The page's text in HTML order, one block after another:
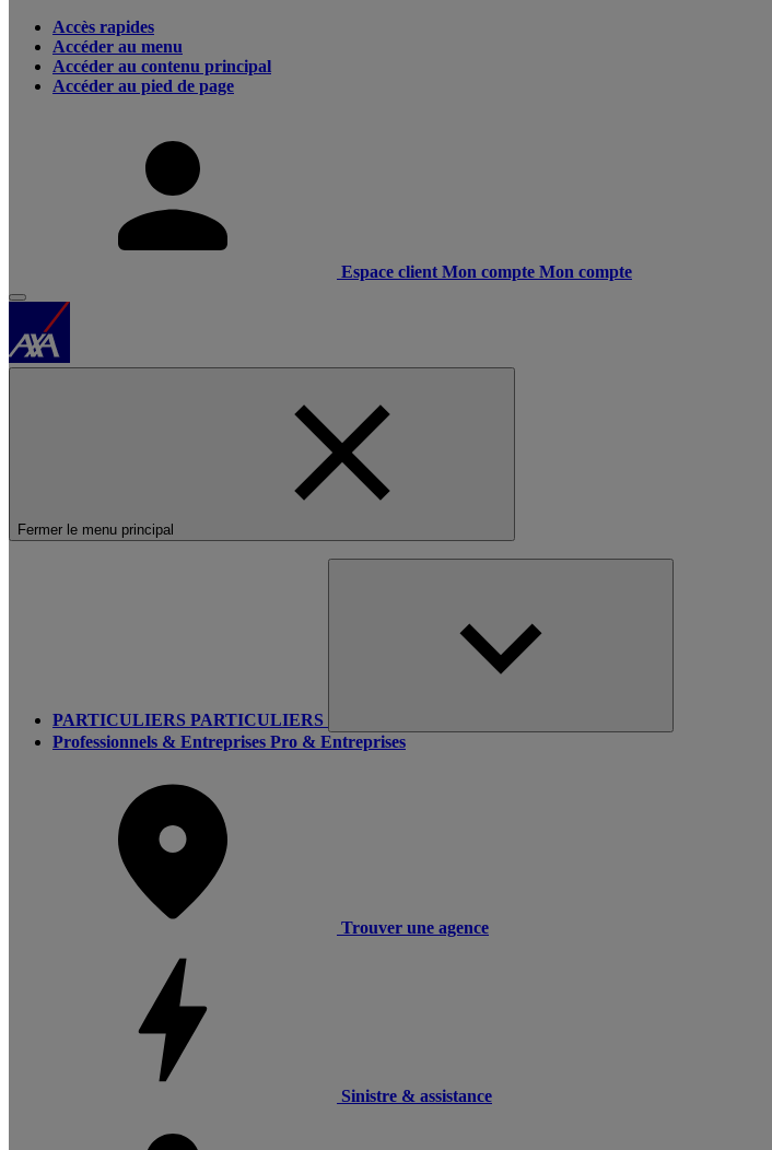
Accès rapides
Accéder au menu
Accéder au contenu principal
Accéder au pied de page
Espace client Mon compte Mon compte
Fermer le menu principal
PARTICULIERS PARTICULIERS
Professionnels & Entreprises Pro & Entreprises
Trouver une agence
Sinistre & assistance